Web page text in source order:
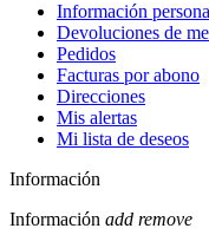
Información
Devoluciones de
Pedidos
Facturas por abono
Direcciones
Mis alertas
Mi lista de deseos
Información
Información add remove